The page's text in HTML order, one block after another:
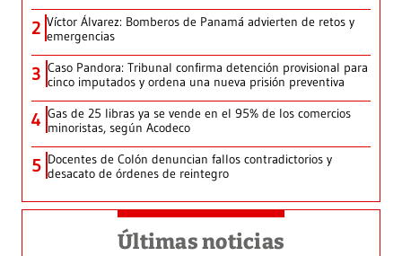
2 Víctor Álvarez: Bomberos de Panamá advierten de retos y
emergencias
3 Caso Pandora: Tribunal confirma detención provisional para
cinco imputados y ordena una nueva prisión preventiva
4 Gas de 25 libras ya se vende en el 95% de los comercios
minoristas, según Acodeco
5 Docentes de Colón denuncian fallos contradictorios y
desacato de órdenes de reintegro
Últimas noticias